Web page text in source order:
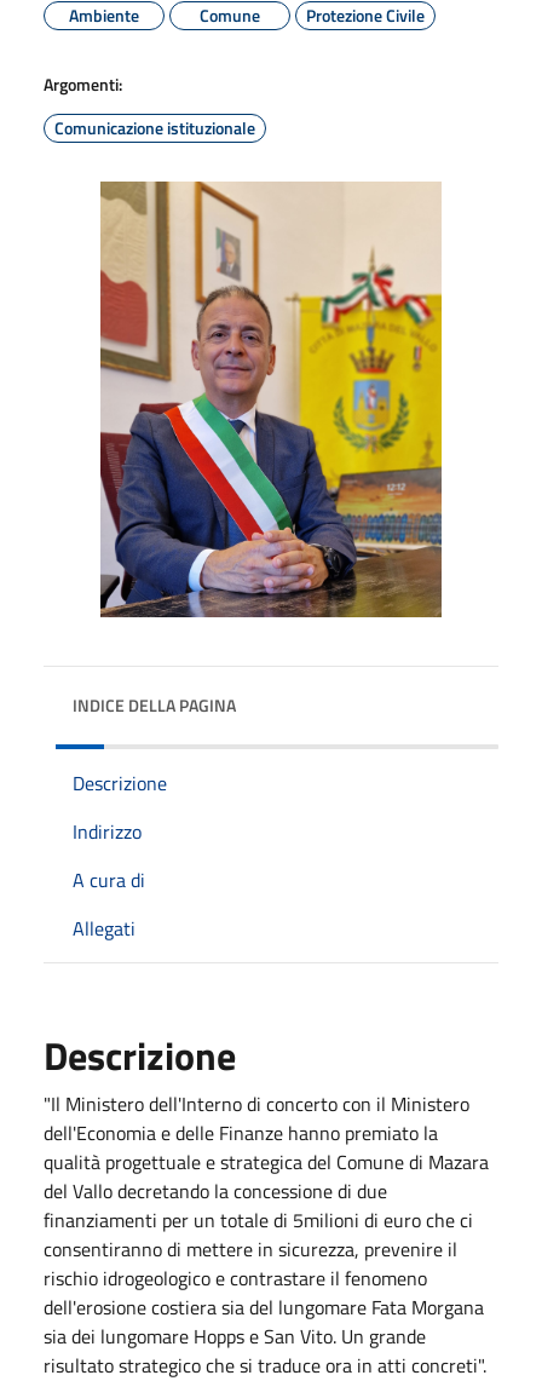
Ambiente
Comune Protezione Civile
Argomenti:
Comunicazione istituzionale
INDICE DELLA PAGINA
Descrizione
Indirizzo
A cura di
Allegati
Descrizione
"Il Ministero dell'Interno di concerto con il Ministero
dell'Economia e delle Finanze hanno premiato la
qualità progettuale e strategica del Comune di Mazara
del Vallo decretando la concessione di due
finanziamenti per un totale di 5milioni di euro che ci
consentiranno di mettere in sicurezza, prevenire il
rischio idrogeologico e contrastare il fenomeno
dell'erosione costiera sia del lungomare Fata Morgana
sia dei lungomare Hopps e San Vito. Un grande
risultato strategico che si traduce ora in atti concreti".